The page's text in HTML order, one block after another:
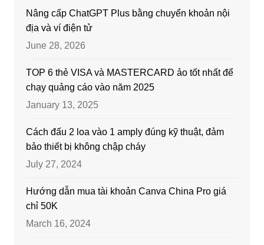
Nâng cấp ChatGPT Plus bằng chuyển khoản nội
địa và ví điện tử
June 28, 2026
TOP 6 thẻ VISA và MASTERCARD ảo tốt nhất để
chạy quảng cáo vào năm 2025
January 13, 2025
Cách đấu 2 loa vào 1 amply đúng kỹ thuật, đảm
bảo thiết bị không chập cháy
July 27, 2024
Hướng dẫn mua tài khoản Canva China Pro giá
chỉ 50K
March 16, 2024